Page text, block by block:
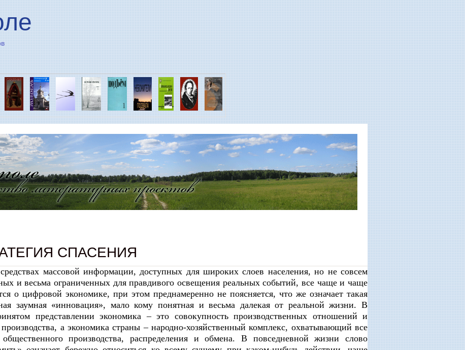
СПАСЕНИЯ
массовой информации, доступных для широких слоев населения, но не совсем
и весьма ограниченных для правдивого освещения реальных событий, все чаще и чаще
о цифровой экономике, при этом преднамеренно не поясняется, что же означает такая
заумная «инновация», мало кому понятная и весьма далекая от реальной жизни. В
представлении экономика – это совокупность производственных отношений и
а экономика страны – народно-хозяйственный комплекс, охватывающий все
общественного производства, распределения и обмена. В повседневной жизни слово